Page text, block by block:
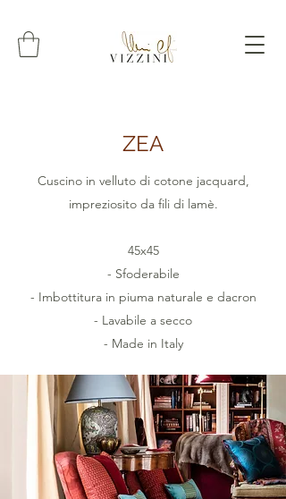
ZEA
Cuscino in velluto di cotone jacquard,
impreziosito da fili di lamè.
45x45
- Sfoderabile
- Imbottitura in piuma naturale e dacron
- Lavabile a secco
- Made in Italy